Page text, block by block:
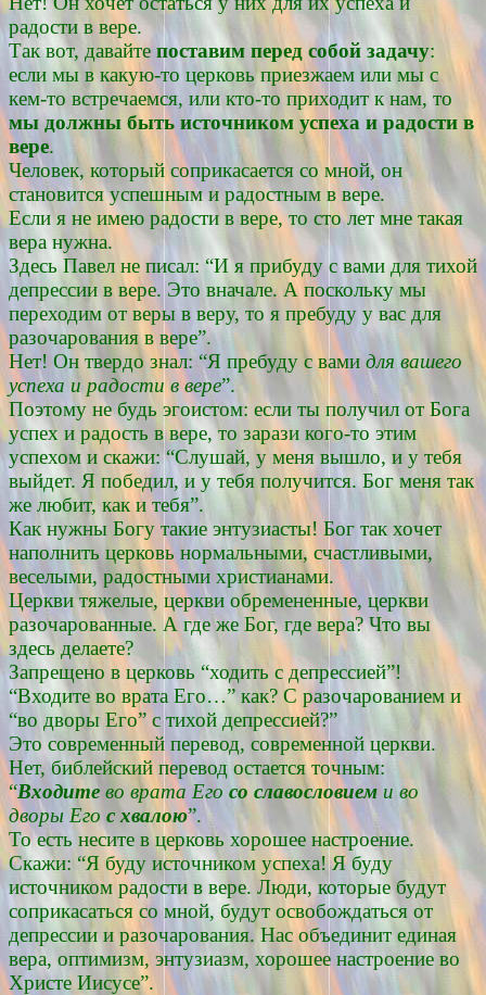
радости в вере.
Так вот, давайте поставим перед собой задачу:
если мы в какую-то церковь приезжаем или мы с
кем-то встречаемся, или кто-то приходит к нам, то
мы должны быть источником успеха и радости в
вере.
Человек, который соприкасается со мной, он
становится успешным и радостным в вере.
Если я не имею радости в вере, то сто лет мне такая
вера нужна.
Здесь Павел не писал: “И я прибуду с вами для тихой
депрессии в вере. Это вначале. А поскольку мы
переходим от веры в веру, то я пребуду у вас для
разочарования в вере”.
Нет! Он твердо знал: “Я пребуду с вами для вашего
успеха и радости в вере”.
Поэтому не будь эгоистом: если ты получил от Бога
успех и радость в вере, то зарази кого-то этим
успехом и скажи: “Слушай, у меня вышло, и у тебя
выйдет. Я победил, и у тебя получится. Бог меня так
же любит, как и тебя”.
Как нужны Богу такие энтузиасты! Бог так хочет
наполнить церковь нормальными, счастливыми,
веселыми, радостными христианами.
Церкви тяжелые, церкви обремененные, церкви
разочарованные. А где же Бог, где вера? Что вы
здесь делаете?
Запрещено в церковь “ходить с депрессией”!
“Входите во врата Его…” как? С разочарованием и
“во дворы Его” с тихой депрессией?”
Это современный перевод, современной церкви.
Нет, библейский перевод остается точным:
“Входите во врата Его со славословием и во
дворы Его с хвалою”.
То есть несите в церковь хорошее настроение.
Скажи: “Я буду источником успеха! Я буду
источником радости в вере. Люди, которые будут
соприкасаться со мной, будут освобождаться от
депрессии и разочарования. Нас объединит единая
вера, оптимизм, энтузиазм, хорошее настроение во
Христе Иисусе”.